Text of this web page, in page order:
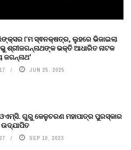
୮ମ ସ୍ଵନକ୍ଷତ୍ର, ଲୁହରେ ଭିଜାଇଲା
ଶ୍ରୀଜଗନ୍ନାଥଙ୍କ ଭକ୍ତି ଆଧାରିତ ନାଟକ
ଜଗନ୍ନାଥ‘
JUN 25, 2025
ଗୁରୁ କେଳୁଚରଣ ମହାପାତ୍ର ପୁରସ୍କାର
SEP 10, 2023